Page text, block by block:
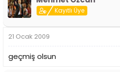
Kayıtlı Üye
21 Ocak 2009
geçmiş olsun